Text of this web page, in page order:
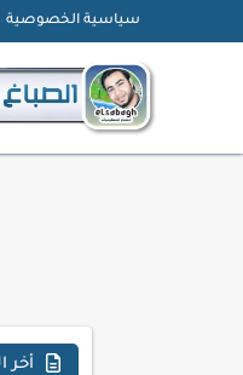
سياسية الخصوصية
أخر